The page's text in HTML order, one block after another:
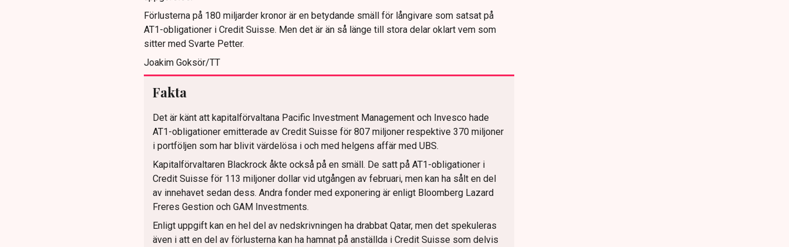
Förlusterna på 180 miljarder kronor är en betydande smäll för långivare som satsat på
AT1-obligationer i Credit Suisse. Men det är än så länge till stora delar oklart vem som
sitter med Svarte Petter.
Joakim Goksör/TT
Fakta
Det är känt att kapitalförvaltana Pacific Investment Management och Invesco hade
AT1-obligationer emitterade av Credit Suisse för 807 miljoner respektive 370 miljoner
i portföljen som har blivit värdelösa i och med helgens affär med UBS.
Kapitalförvaltaren Blackrock åkte också på en smäll. De satt på AT1-obligationer i
Credit Suisse för 113 miljoner dollar vid utgången av februari, men kan ha sålt en del
av innehavet sedan dess. Andra fonder med exponering är enligt Bloomberg Lazard
Freres Gestion och GAM Investments.
Enligt uppgift kan en hel del av nedskrivningen ha drabbat Qatar, men det spekuleras
även i att en del av förlusterna kan ha hamnat på anställda i Credit Suisse som delvis